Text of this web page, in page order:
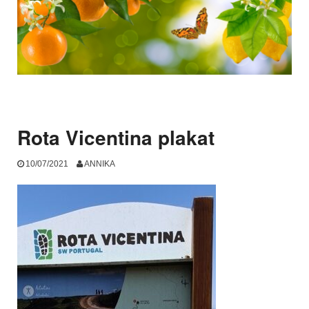
Rota Vicentina plakat
10/07/2021 ANNIKA